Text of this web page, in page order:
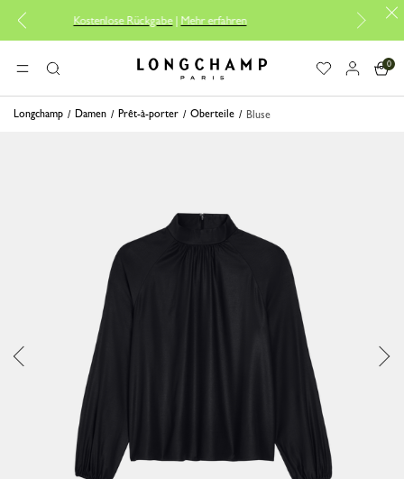
Kostenlose Rückgabe|Mehr erfahren
MENÜSuche Longchamp - Home
0
Longchamp Damen Prêt-à-porter Oberteile Bluse